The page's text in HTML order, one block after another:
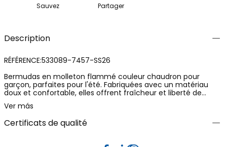
Sauvez Partager
Description
RÉFÉRENCE:533089-7457-SS26
Bermudas en molleton flammé couleur chaudron pour
garçon, parfaites pour l'été. Fabriquées avec un matériau
doux et confortable, elles offrent fraîcheur et liberté de
mouvement. Le design inclut un cordon ajustable à la taille
pour un ajustement parfait. Disponibles dans les tailles allant
de 12 mois à 10 ans, elles sont idéales pour un look
décontracté et léger. Polyvalentes, elles permettent de les
Ver más
Certificats de qualité